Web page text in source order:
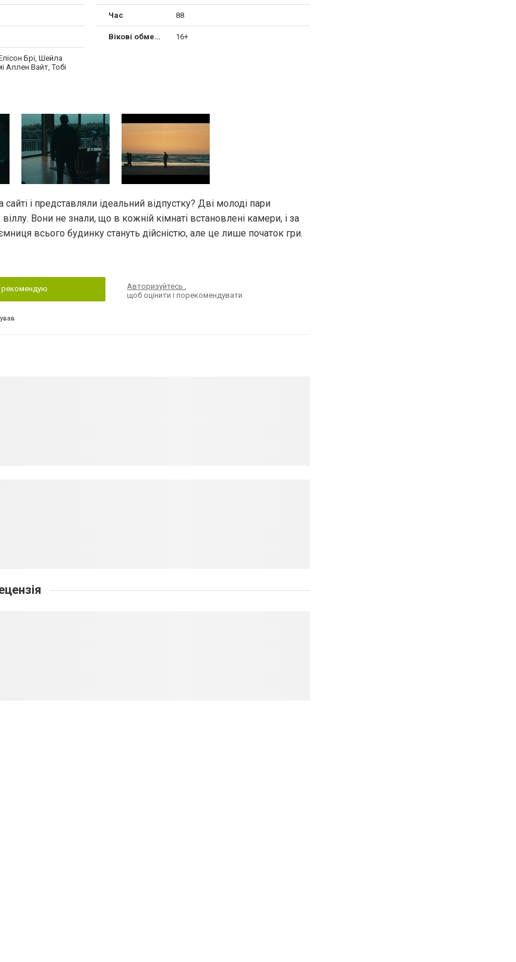
Брі, Шейла
Аллен Вайт, Тобі
Час 88
Вікові обмеження 16+
і представляли ідеальний відпустку? Дві молоді пари
Вони не знали, що в кожній кімнаті встановлені камери, і за
всього будинку стануть дійсністю, але це лише початок гри.
рекомендую Авторизуйтесь,
щоб оцінити і порекомендувати